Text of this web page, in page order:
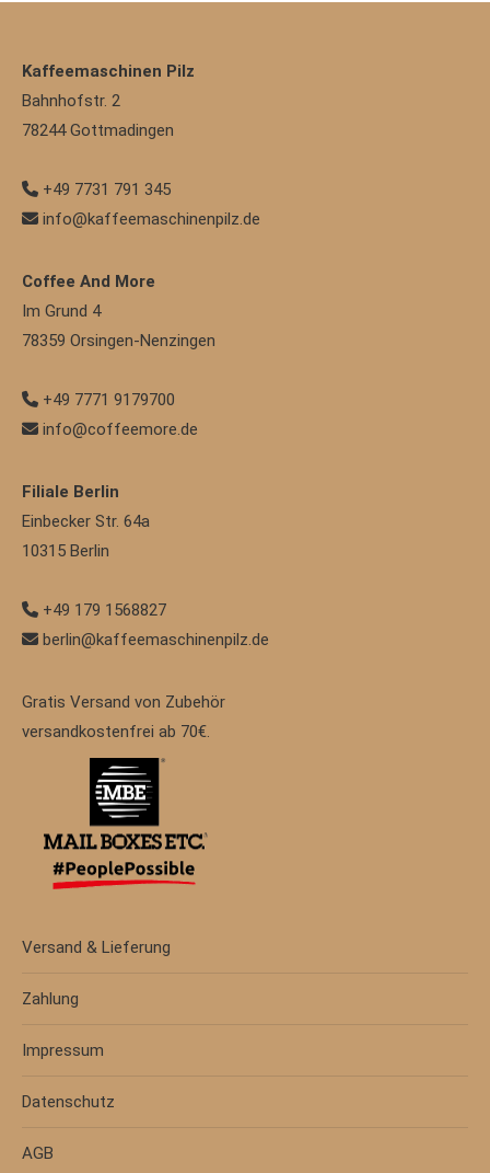
Kaffeemaschinen Pilz
Bahnhofstr. 2
78244 Gottmadingen
+49 7731 791 345
info@kaffeemaschinenpilz.de
Coffee And More
Im Grund 4
78359 Orsingen-Nenzingen
+49 7771 9179700
info@coffeemore.de
Filiale Berlin
Einbecker Str. 64a
10315 Berlin
+49 179 1568827
berlin@kaffeemaschinenpilz.de
Gratis Versand von Zubehör
versandkostenfrei ab 70€.
Versand & Lieferung
Zahlung
Impressum
Datenschutz
AGB